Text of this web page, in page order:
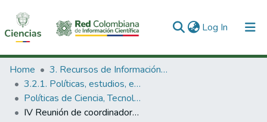
Log In (current)
Communities & Collections
All of DSpace
Statistics
Home
3. Recursos de Información Científica y Tecnológica
3.2.1. Políticas, estudios, evaluaciones e indicadores de CTeI
Políticas de Ciencia, Tecnología e Innovación
IV Reunión de coordinadores de los puntos focales nacionales del proyecto piloto de tranferencia de tecnología.